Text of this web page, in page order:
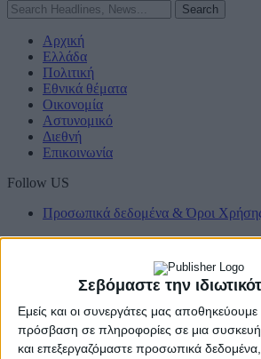
Σεβόμαστε την
Εμείς και οι συνεργάτες μας αποθηκεύουμε
πρόσβαση σε πληροφορίες σε μια
και επεξεργαζόμαστε προσωπικά
Αρχική
Ελλάδα
Πολιτική
Εθνικά θέματα
Οικονομία
Αστυνομικό
Διεθνή
Επικοινωνία
Follow US
Προσωπικά δεδομένα & Όροι
© 2022 Foxiz News Network. Ruby Design
Αδιακρισίες>“Μια
πέρασε το 1958 από τους Αγίους
ΑδιακρισίεςΕλλάδα
“Μια Ιταλίδα στην